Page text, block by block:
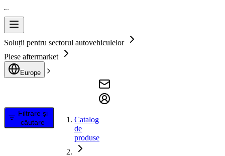
Soluții pentru sectorul autovehiculelor
Piese aftermarket
Europe
Filtrare și
căutare
Catalog
de
produse